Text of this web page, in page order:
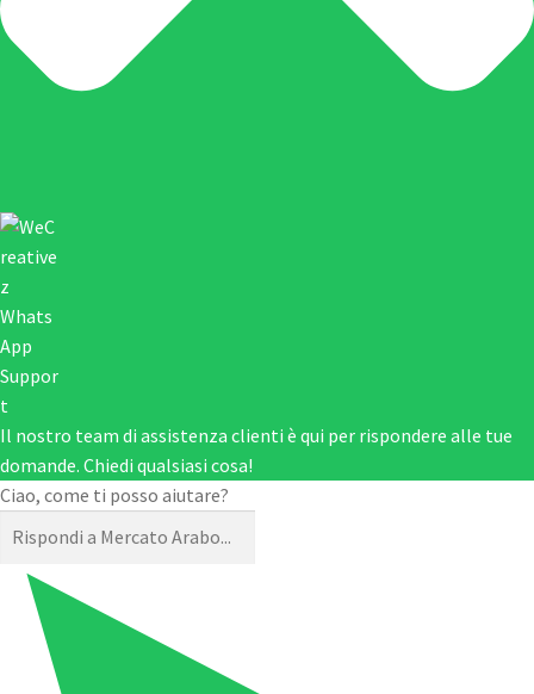
Il nostro team di assistenza clienti è qui per rispondere alle tue
domande. Chiedi qualsiasi cosa!
Ciao, come ti posso aiutare?